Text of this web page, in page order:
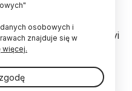
przyszłego roku
Najświętszej Maryi
po pożodze
Rafał Mańkus,
osobowych i
znajduje się w
więcej.